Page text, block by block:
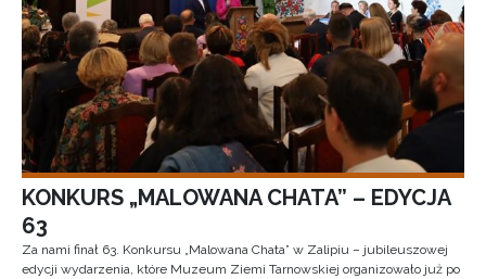
KONKURS „MALOWANA CHATA” – EDYCJA
63
Za nami finał 63. Konkursu „Malowana Chata” w Zalipiu – jubileuszowej
edycji wydarzenia, które Muzeum Ziemi Tarnowskiej organizowało już po